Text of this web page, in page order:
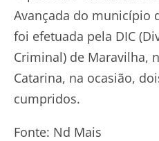
Avançada do município
foi efetuada pela DIC
Criminal) de Maravilha,
Catarina, na ocasião,
cumpridos.
Fonte: Nd Mais